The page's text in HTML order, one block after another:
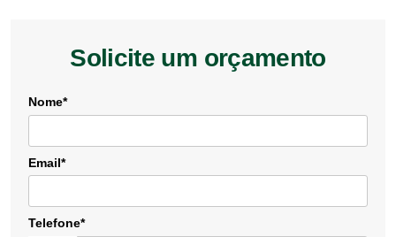
Solicite um orçamento
Nome*
Email*
Telefone*